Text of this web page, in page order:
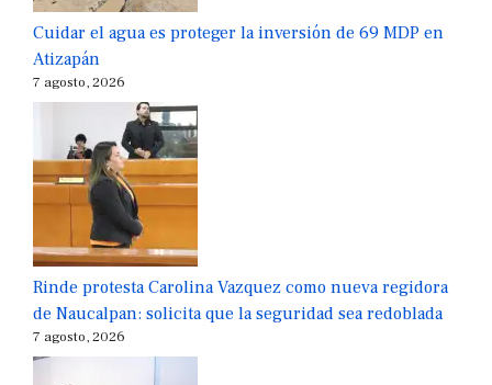
Cuidar el agua es proteger la inversión de 69 MDP en
Atizapán
7 agosto, 2026
Rinde protesta Carolina Vazquez como nueva regidora
de Naucalpan: solicita que la seguridad sea redoblada
7 agosto, 2026